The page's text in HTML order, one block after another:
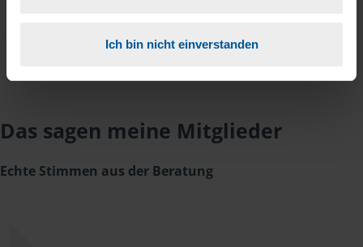
Ich bin nicht einverstanden
Das sagen meine Mitglieder
Echte Stimmen aus der Beratung